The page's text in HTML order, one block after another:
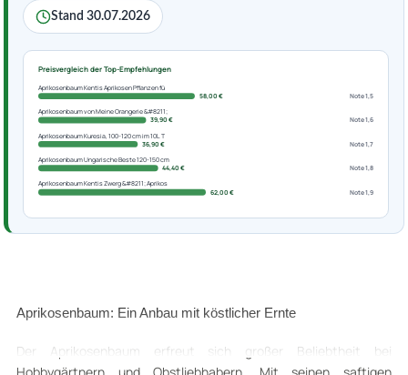
Stand 30.07.2026
Preisvergleich der Top-Empfehlungen
Aprikosenbaum Kentis Aprikosen Pflanzen fü
58,00 €
Note 1,5
Aprikosenbaum von Meine Orangerie &#8211;
39,90 €
Note 1,6
Aprikosenbaum Kuresia, 100-120 cm im 10L T
36,90 €
Note 1,7
Aprikosenbaum Ungarische Beste 120-150 cm
44,40 €
Note 1,8
Aprikosenbaum Kentis Zwerg &#8211; Aprikos
62,00 €
Note 1,9
Aprikosenbaum: Ein Anbau mit köstlicher Ernte
Der Aprikosenbaum erfreut sich großer Beliebtheit bei